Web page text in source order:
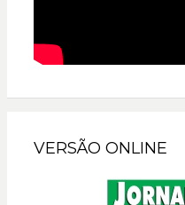
VERSÃO ONLINE